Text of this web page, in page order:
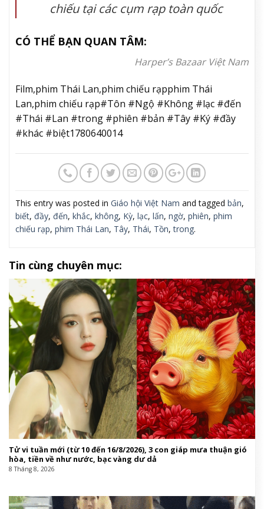
chiếu tại các cụm rạp toàn quốc
CÓ THỂ BẠN QUAN TÂM:
Harper’s Bazaar Việt Nam
Film,phim Thái Lan,phim chiếu rạpphim Thái
Lan,phim chiếu rạp#Tôn #Ngộ #Không #lạc #đến
#Thái #Lan #trong #phiên #bản #Tây #Ký #đầy
#khác #biệt1780640014
This entry was posted in Giáo hội Việt Nam and tagged bản,
biết, đầy, đến, khắc, không, Kỳ, lạc, lấn, ngờ, phiên, phim
chiếu rạp, phim Thái Lan, Tây, Thái, Tồn,trong.
Tin cùng chuyên mục:
Tử vi tuần mới (từ 10 đến 16/8/2026), 3 con giáp mưa thuận gió
hòa, tiền về như nước, bạc vàng dư dả
8 Tháng 8, 2026